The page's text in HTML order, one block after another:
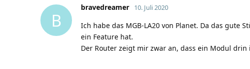
B
bravedreamer 10. Juli 2020
Ich habe das MGB-LA20 von Planet. Da das gute
ein Feature hat.
Der Router zeigt mir zwar an, dass ein Modul